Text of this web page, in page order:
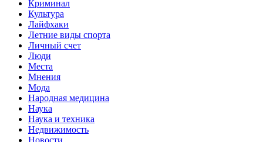
Криминал
Культура
Лайфхаки
Летние виды спорта
Личный счет
Люди
Места
Мнения
Мода
Народная медицина
Наука
Наука и техника
Недвижимость
Новости